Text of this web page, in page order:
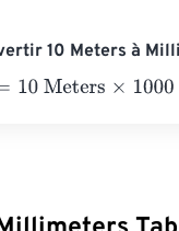
10 Meters à
Meters×1000 =10000